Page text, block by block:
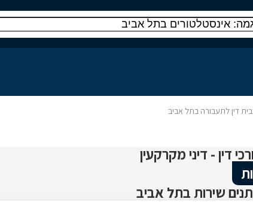
בבית דין לתעבורה בתל אביב
שירות בתל אביב